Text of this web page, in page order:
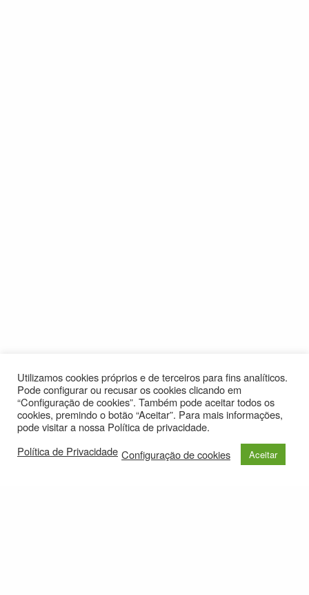
Utilizamos cookies próprios e de terceiros para fins analíticos.
Pode configurar ou recusar os cookies clicando em
“Configuração de cookies”. Também pode aceitar todos os
cookies, premindo o botão “Aceitar”. Para mais informações,
pode visitar a nossa Política de privacidade.
Política de Privacidade Configuração de cookies Aceitar